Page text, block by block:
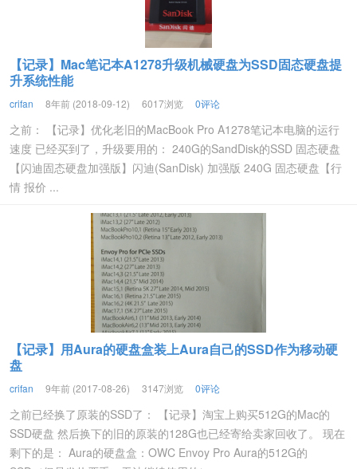
【记录】Mac笔记本A1278升级机械硬盘为SSD固态硬盘提
升系统性能
crifan 8年前 (2018-09-12) 6017浏览 0评论
之前： 【记录】优化老旧的MacBook Pro A1278笔记本电脑的运行
速度 已经买到了，升级要用的： 240G的SandDisk的SSD 固态硬盘
【闪迪固态硬盘加强版】闪迪(SanDisk) 加强版 240G 固态硬盘【行
情 报价 ...
【记录】用Aura的硬盘盒装上Aura自己的SSD作为移动硬
盘
crifan 9年前 (2017-08-26) 3147浏览 0评论
之前已经换了原装的SSD了： 【记录】淘宝上购买512G的Mac的
SSD硬盘 然后换下的旧的原装的128G也已经寄给卖家回收了。 现在
剩下的是： Aura的硬盘盒：OWC Envoy Pro Aura的512G的